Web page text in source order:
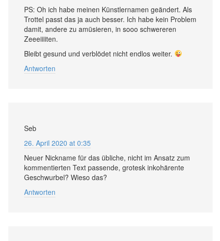
PS: Oh ich habe meinen Künstlernamen geändert. Als
Trottel passt das ja auch besser. Ich habe kein Problem
damit, andere zu amüsieren, in sooo schwereren
Zeeeiiiiten.
Bleibt gesund und verblödet nicht endlos weiter.
Antworten
Seb
26. April 2020 at 0:35
Neuer Nickname für das übliche, nicht im Ansatz zum
kommentierten Text passende, grotesk inkohärente
Geschwurbel? Wieso das?
Antworten